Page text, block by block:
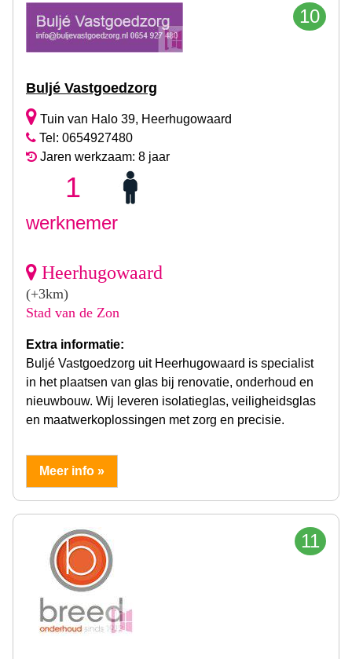
10
Buljé Vastgoedzorg
Tuin van Halo 39, Heerhugowaard
Tel: 0654927480
Jaren werkzaam: 8 jaar
1
werknemer
Heerhugowaard
(+3km)
Stad van de Zon
Extra informatie:
Buljé Vastgoedzorg uit Heerhugowaard is specialist
in het plaatsen van glas bij renovatie, onderhoud en
nieuwbouw. Wij leveren isolatieglas, veiligheidsglas
en maatwerkoplossingen met zorg en precisie.
Meer info »
11